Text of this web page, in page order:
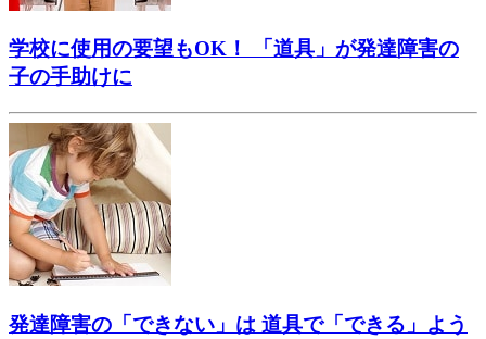
学校に使用の要望もOK！ 「道具」が発達障害の
子の手助けに
発達障害の「できない」は 道具で「できる」よう